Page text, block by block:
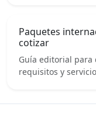
Paquetes
cotizar
Guía editorial para
requisitos y